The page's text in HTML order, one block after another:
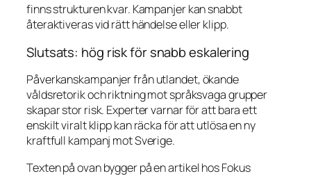
finns strukturen kvar. Kampanjer kan snabbt
återaktiveras vid rätt händelse eller klipp.
Slutsats: hög risk för snabb eskalering
Påverkanskampanjer från utlandet, ökande
våldsretorik och riktning mot språksvaga grupper
skapar stor risk. Experter varnar för att bara ett
enskilt viralt klipp kan räcka för att utlösa en ny
kraftfull kampanj mot Sverige.
Texten på ovan bygger på en artikel hos Fokus